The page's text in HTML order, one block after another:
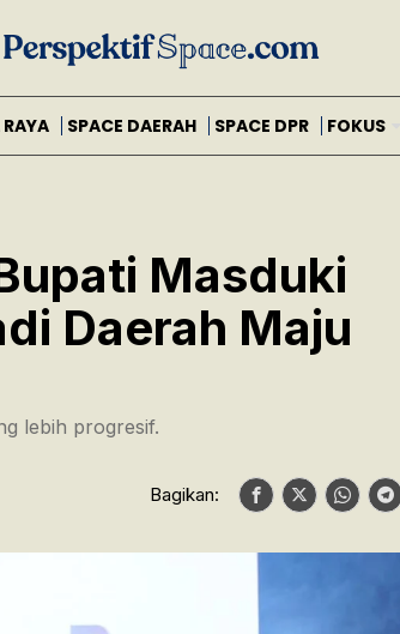
SPACE DAERAH SPACE DPR FOKUS
Masduki
Daerah Maju
lebih progresif.
Bagikan: